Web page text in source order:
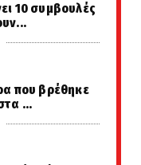
10 συμβουλές
που βρέθηκε
...